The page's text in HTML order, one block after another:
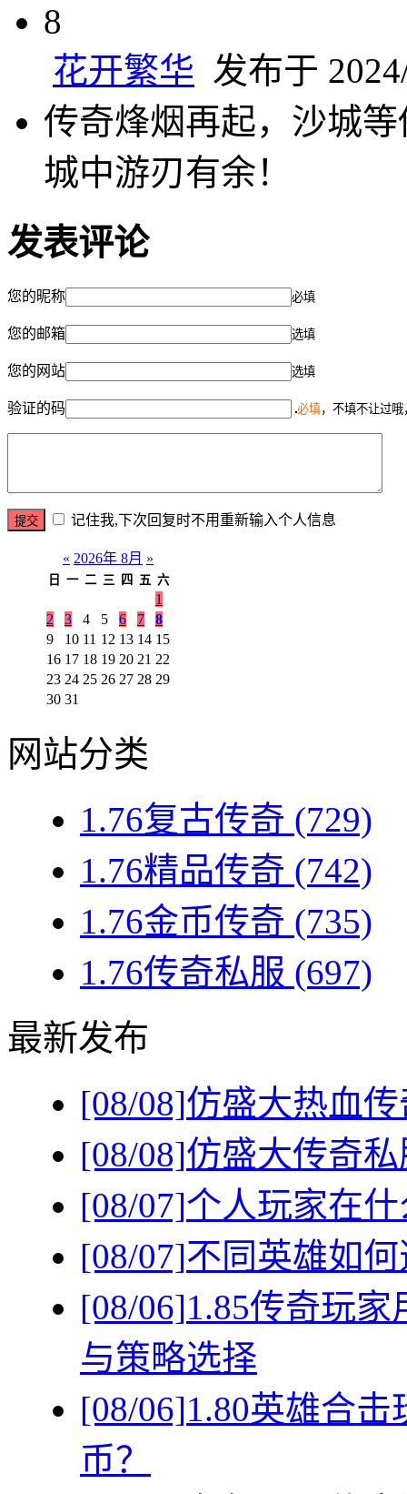
8
花开繁华 发布于
传奇烽烟再起，沙城
城中游刃有余！
发表评论
您的昵称 必填
您的邮箱 选填
您的网站 选填
验证的码 必填，不填不让过
记住我,下次回复时不用重新输入个人信息
« 2026年 8月 »
日 一 二 三 四 五 六
1
2
3 4 5 6 7
8
9
10 11 12 13 14 15
16 17 18 19 20 21 22
23 24 25 26 27 28 29
30 31
网站分类
1.76复古传奇 (729)
1.76精品传奇 (742)
1.76金币传奇 (735)
1.76传奇私服 (697)
最新发布
[08/08]仿盛大热血
[08/08]仿盛大传奇
[08/07]个人玩家在
[08/07]不同英雄如
[08/06]1.85传奇玩
与策略选择
[08/06]1.80英雄合
币？